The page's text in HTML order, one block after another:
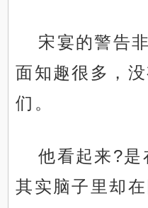
宋宴的警告
面知趣很多，
们。
他看起来?是
其实脑子里却